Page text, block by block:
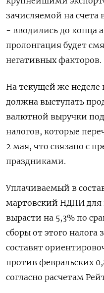
зачисляемой на
- вводились до конца
пролонгация будет
негативных факторов.
На текущей же
должна выступать
валютной выручки
налогов, которые
2 мая, что связано с
праздниками.
Уплачиваемый в
мартовский НДПИ для
вырасти на 5,3% по
сборы от этого налога
составят
против февральских
согласно расчетам